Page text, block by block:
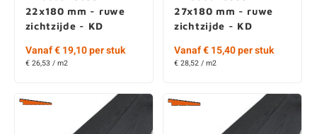
22x180 mm - ruwe
zichtzijde - KD
Vanaf € 19,10 per stuk
€ 26,53 / m2
27x180 mm - ruwe
zichtzijde - KD
Vanaf € 15,40 per stuk
€ 28,52 / m2